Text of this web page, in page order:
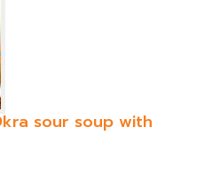
sour soup with